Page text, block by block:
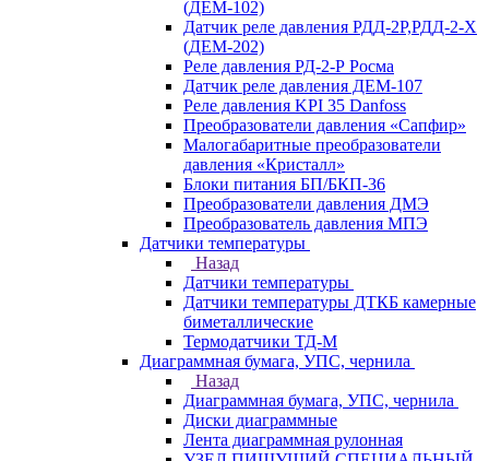
(ДЕМ-102)
Датчик реле давления РДД-2Р,РДД-2-Х
(ДЕМ-202)
Реле давления РД-2-Р Росма
Датчик реле давления ДЕМ-107
Реле давления KPI 35 Danfoss
Преобразователи давления «Сапфир»
Малогабаритные преобразователи
давления «Кристалл»
Блоки питания БП/БКП-36
Преобразователи давления ДМЭ
Преобразователь давления МПЭ
Датчики температуры
Назад
Датчики температуры
Датчики температуры ДТКБ камерные
биметаллические
Термодатчики ТД-М
Диаграммная бумага, УПС, чернила
Назад
Диаграммная бумага, УПС, чернила
Диски диаграммные
Лента диаграммная рулонная